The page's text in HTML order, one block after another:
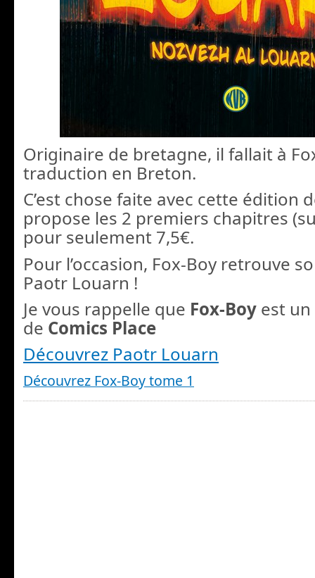
Originaire de bretagne, il fallait à
traduction en Breton.
C’est chose faite avec cette édition
propose les 2 premiers chapitres
pour seulement 7,5€.
Pour l’occasion, Fox-Boy retrouve
Paotr Louarn !
Je vous rappelle que Fox-Boy est un
de Comics Place
Découvrez Paotr Louarn
Découvrez Fox-Boy tome 1